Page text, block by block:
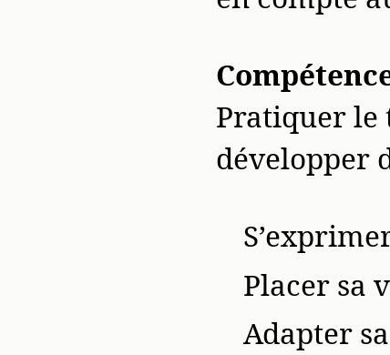
Pratiquer le
développer
Placer sa
Adapter